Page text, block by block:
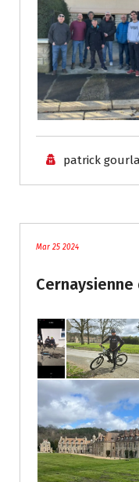
patrick
Mar 25 2024
Cernaysienne